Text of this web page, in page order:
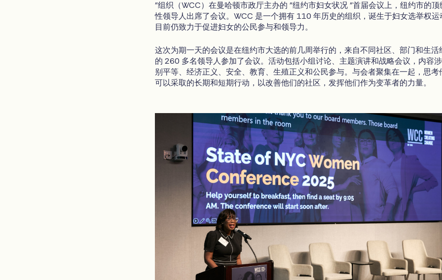
"组织（WCC）在曼哈顿市政厅主办的 "纽约市妇女状况 "首届会议上，纽约市的顶
性领导人出席了会议。WCC 是一个拥有 110 年历史的组织，诞生于妇女选举权运
目前仍致力于促进妇女的公民参与和领导力。
这次为期一天的会议是在纽约市大选的前几周举行的，来自不同社区、部门和生活
的 260 多名领导人参加了会议。活动包括小组讨论、主题演讲和战略会议，内容
别平等、经济正义、安全、教育、生殖正义和公民参与。与会者聚集在一起，思考
可以采取的长期和短期行动，以改善他们的社区，发挥他们作为变革者的力量。